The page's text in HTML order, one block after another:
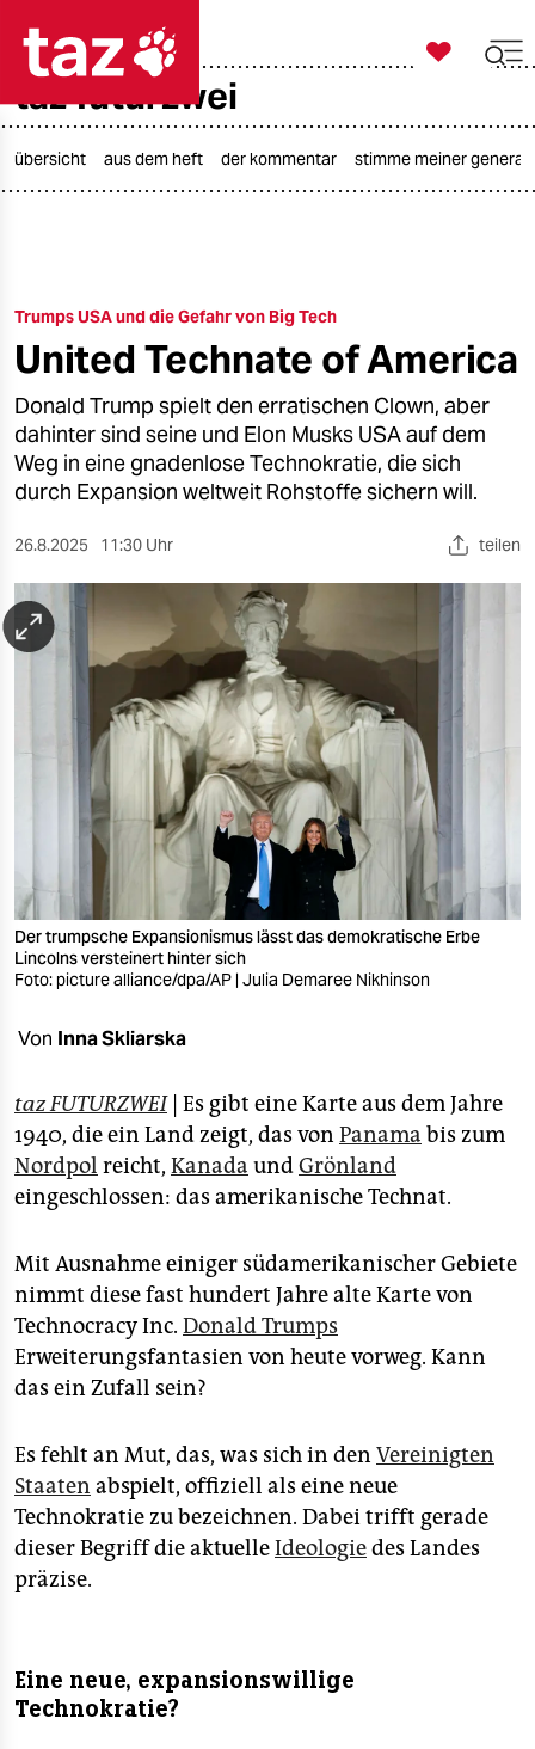
taz zahl ich
öko
gesellschaft
kultur
sport
berlin
nord
wahrheit
veranstaltungen
fragen & hilfe
unterstützen
abo
genossenschaft

taz zahl ich
taz futurzwei
übersicht aus dem heft der kommentar stimme meiner
Trumps USA und die Gefahr von Big Tech
United Technate of America
Donald Trump spielt den erratischen Clown, aber
dahinter sind seine und Elon Musks USA auf dem
Weg in eine gnadenlose Technokratie, die sich
durch Expansion weltweit Rohstoffe sichern will.
26.8.2025 11:30 Uhr teilen
Der trumpsche Expansionismus lässt das demokratische Erbe
Lincolns versteinert hinter sich
Foto: picture alliance/dpa/AP | Julia Demaree Nikhinson
Von Inna Skliarska
taz FUTURZWEI| Es gibt eine Karte aus dem Jahre
1940, die ein Land zeigt, das von Panama bis zum
Nordpol reicht, Kanada undGrönland
eingeschlossen: das amerikanische Technat.
Mit Ausnahme einiger südamerikanischer Gebiete
nimmt diese fast hundert Jahre alte Karte von
Technocracy Inc. Donald Trumps
Erweiterungsfantasien von heute vorweg. Kann
das ein Zufall sein?
Es fehlt an Mut, das, was sich in den Vereinigten
Staaten abspielt, offiziell als eine neue
Technokratie zu bezeichnen. Dabei trifft gerade
dieser Begriff die aktuelleIdeologiedes Landes
präzise.
Eine neue, expansionswillige
Technokratie?